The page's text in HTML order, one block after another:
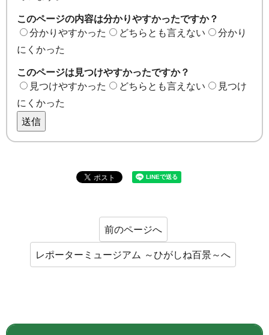
このページの内容は分かりやすかったですか？
分かりやすかった
どちらとも言えない
分かり
にくかった
このページは見つけやすかったですか？
見つけやすかった
どちらとも言えない
見つけ
にくかった
送信
前のページへ
レポーターミュージアム ～ひがしね百景～へ